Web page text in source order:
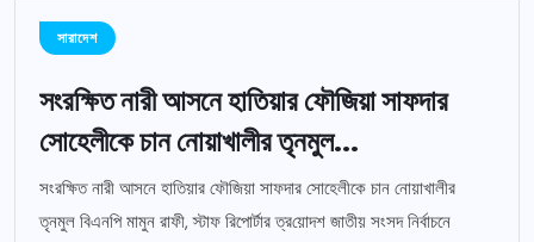
সারাদেশ
সংরক্ষিত নারী আসনে হাতিয়ার ‎ফৌজিয়া সাফদার
সোহেলীকে চান নোয়াখালীর তৃনমুল...
সংরক্ষিত নারী আসনে হাতিয়ার ‎ফৌজিয়া সাফদার সোহেলীকে চান নোয়াখালীর
তৃনমুল বিএনপি মামুন রাফী, স্টাফ রিপোর্টার ত্র‎য়োদশ জাতীয় সংসদ নির্বাচনে